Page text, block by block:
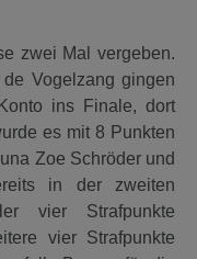
zwei Mal vergeben.
Vogelzang gingen
ins Finale, dort
es mit 8 Punkten
Zoe Schröder und
in der zweiten
vier Strafpunkte
vier Strafpunkte